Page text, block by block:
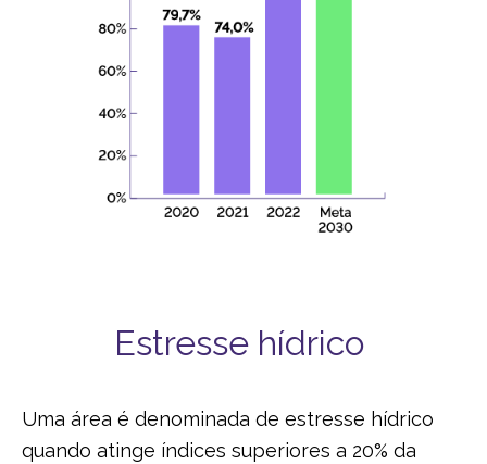
Estresse hídrico
Uma área é denominada de estresse hídrico
quando atinge índices superiores a 20% da